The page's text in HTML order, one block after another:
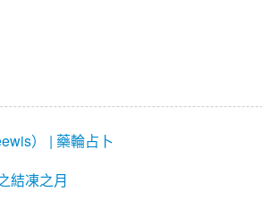
） | 藥輪占卜
結凍之月